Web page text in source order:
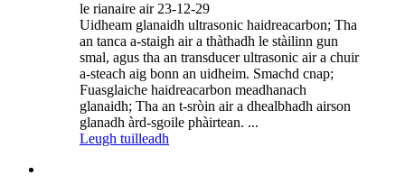
le rianaire air 23-12-29
Uidheam glanaidh ultrasonic haidreacarbon; Tha
an tanca a-staigh air a thàthadh le stàilinn gun
smal, agus tha an transducer ultrasonic air a chuir
a-steach aig bonn an uidheim. Smachd cnap;
Fuasglaiche haidreacarbon meadhanach
glanaidh; Tha an t-sròin air a dhealbhadh airson
glanadh àrd-sgoile phàirtean. ...
Leugh tuilleadh